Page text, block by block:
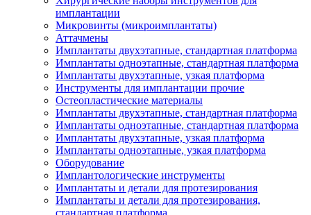
имплантации
Микровинты (микроимплантаты)
Аттачмены
Имплантаты двухэтапные, стандартная платформа
Имплантаты одноэтапные, стандартная платформа
Имплантаты двухэтапные, узкая платформа
Инструменты для имплантации прочие
Остеопластические материалы
Имплантаты двухэтапные, стандартная платформа
Имплантаты одноэтапные, стандартная платформа
Имплантаты двухэтапные, узкая платформа
Имплантаты одноэтапные, узкая платформа
Оборудование
Имплантологические инструменты
Имплантаты и детали для протезирования
Имплантаты и детали для протезирования,
стандартная платформа